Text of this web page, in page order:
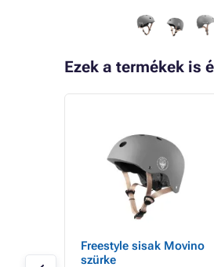
Ezek a termékek is
Freestyle sisak Movino
szürke